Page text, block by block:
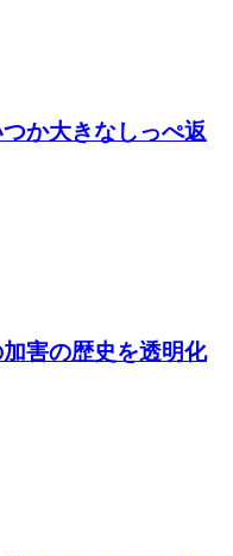
か大きなしっぺ返
害の歴史を透明化